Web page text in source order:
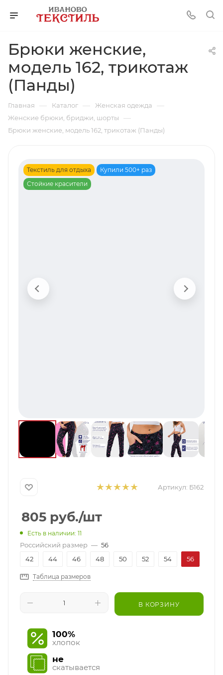
Брюки женские,
модель 162, трикотаж
(Панды)
Главная — Каталог — Женская одежда —
Женские брюки, бриджи, шорты —
Брюки женские, модель 162, трикотаж (Панды)
Текстиль для отдыха
Купили 500+ раз
Стойкие красители
Артикул: Б162
805руб./шт
Есть в наличии: 11
Российский размер — 56
42
44 46 48 50 52 54 56
Таблица размеров
В КОРЗИНУ
100%
хлопок
не
скатывается